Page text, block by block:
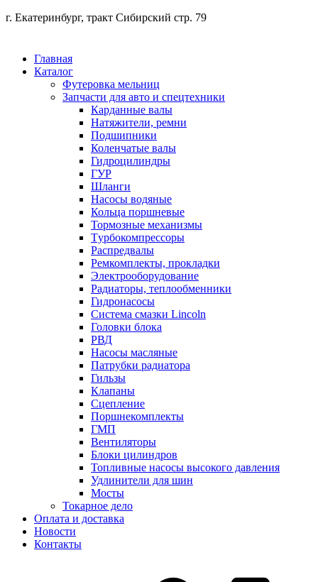
г. Екатеринбург, тракт Сибирский стр. 79
Главная
Каталог
Футеровка мельниц
Запчасти для авто и спецтехники
Карданные валы
Натяжители, ремни
Подшипники
Коленчатые валы
Гидроцилиндры
ГУР
Шланги
Насосы водяные
Кольца поршневые
Тормозные механизмы
Tурбокомпрессоры
Распредвалы
Ремкомплекты, прокладки
Электрооборудование
Радиаторы, теплообменники
Гидронасосы
Система смазки Lincoln
Головки блока
РВД
Насосы масляные
Патрубки радиатоpа
Гильзы
Клапаны
Сцепление
Поршнекомплекты
ГМП
Вентиляторы
Блоки цилиндров
Топливные насосы высокого давления
Удлинители для шин
Мосты
Токарное дело
Оплата и доставка
Новости
Контакты